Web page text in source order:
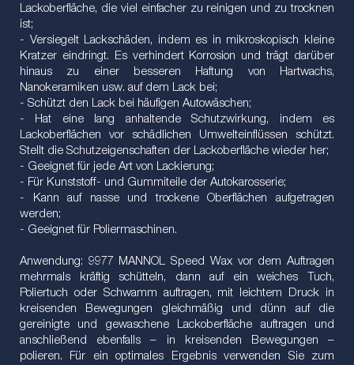
Lackoberfläche, die viel einfacher zu reinigen und zu trocknen
ist;
- Versiegelt Lackschäden, indem es in mikroskopisch kleine
Kratzer eindringt. Es verhindert Korrosion und trägt darüber
hinaus zu einer besseren Haftung von Hartwachs,
Nanokeramiken usw. auf dem Lack bei;
- Schützt den Lack bei häufigen Autowäschen;
- Hat eine lang anhaltende Schutzwirkung, indem es
Lackoberflächen vor schädlichen Umwelteinflüssen schützt.
Stellt die Schutzeigenschaften der Lackoberfläche wieder her;
- Geeignet für jede Art von Lackierung;
- Für Kunststoff- und Gummiteile der Autokarosserie;
- Kann auf nasse und trockene Oberflächen aufgetragen
werden;
- Geeignet für Poliermaschinen.
Anwendung: 9977 MANNOL Speed Wax vor dem Auftragen
mehrmals kräftig schütteln, dann auf ein weiches Tuch,
Poliertuch oder Schwamm auftragen, mit leichtem Druck in
kreisenden Bewegungen gleichmäßig und dünn auf die
gereinigte und gewaschene Lackoberfläche auftragen und
anschließend ebenfalls – in kreisenden Bewegungen –
polieren. Für ein optimales Ergebnis verwenden Sie zum